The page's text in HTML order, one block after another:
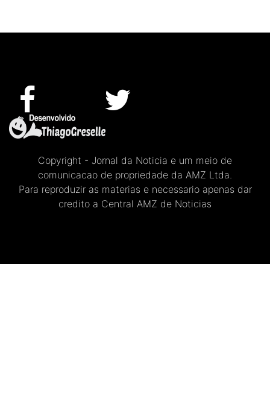
Copyright - Jornal da Noticia e um meio de
comunicacao de propriedade da AMZ Ltda.
Para reproduzir as materias e necessario apenas dar
credito a Central AMZ de Noticias